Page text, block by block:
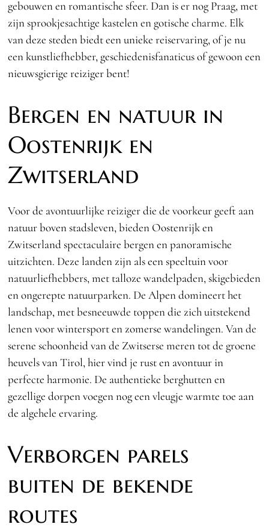
gebouwen en romantische sfeer. Dan is er nog Praag, met
zijn sprookjesachtige kastelen en gotische charme. Elk
van deze steden biedt een unieke reiservaring, of je nu
een kunstliefhebber, geschiedenisfanaticus of gewoon een
nieuwsgierige reiziger bent!
Bergen en natuur in
Oostenrijk en
Zwitserland
Voor de avontuurlijke reiziger die de voorkeur geeft aan
natuur boven stadsleven, bieden Oostenrijk en
Zwitserland spectaculaire bergen en panoramische
uitzichten. Deze landen zijn als een speeltuin voor
natuurliefhebbers, met talloze wandelpaden, skigebieden
en ongerepte natuurparken. De Alpen domineert het
landschap, met besneeuwde toppen die zich uitstekend
lenen voor wintersport en zomerse wandelingen. Van de
serene schoonheid van de Zwitserse meren tot de groene
heuvels van Tirol, hier vind je rust en avontuur in
perfecte harmonie. De authentieke berghutten en
gezellige dorpen voegen nog een vleugje warmte toe aan
de algehele ervaring.
Verborgen parels
buiten de bekende
routes